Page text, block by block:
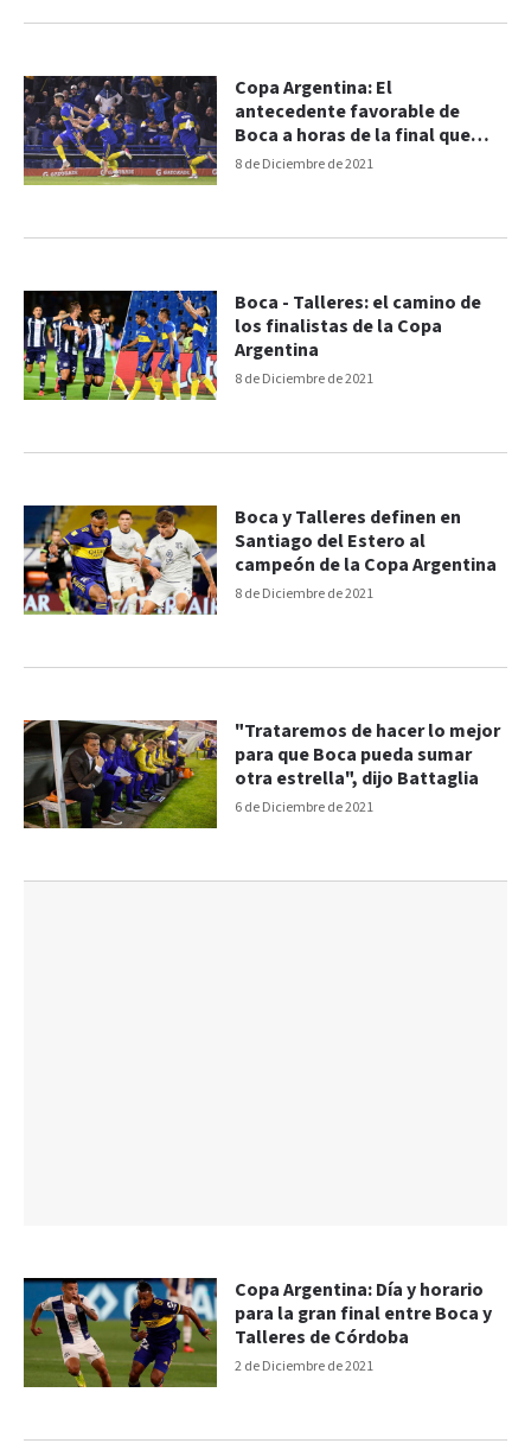
8 de Diciembre de 2021
Copa Argentina: El
antecedente favorable de
Boca a horas de la final que
ilusiona a los hinchas
8 de Diciembre de 2021
Boca - Talleres: el camino de
los finalistas de la Copa
Argentina
8 de Diciembre de 2021
Boca y Talleres definen en
Santiago del Estero al
campeón de la Copa Argentina
6 de Diciembre de 2021
"Trataremos de hacer lo mejor
para que Boca pueda sumar
otra estrella", dijo Battaglia
2 de Diciembre de 2021
Copa Argentina: Día y horario
para la gran final entre Boca y
Talleres de Córdoba